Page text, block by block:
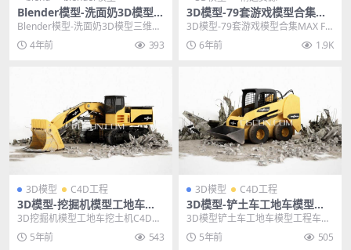
Blender模型-洗面奶3D模型生
活用品三维模型素材
Blender模型-洗面奶3D模型三维模
型素材 其他推荐: Blender模型-...
4年前 393
3D模型-79套游戏模型合集MA
X FBX OBJ 含贴图材质
3D模型-79套游戏模型合集MAX FB
X OBJ 含贴图材质 其他推荐: 3D...
6年前 1.9K
3D模型 C4D工程
3D模型-挖掘机模型工地车挖
土机C4D工程模型FBX模型
3D挖掘机模型工地车挖土机C4D工
程模型FBX模型 其他推荐: 3D模型-
讴歌M...
5年前 543
3D模型 C4D工程
3D模型-铲土车工地车模型工
程车C4D工程模型FBX模型
3D模型铲土车工地车模型工程车C4
D工程模型FBX模型 其他推荐: 3D模
型-3...5年前 505